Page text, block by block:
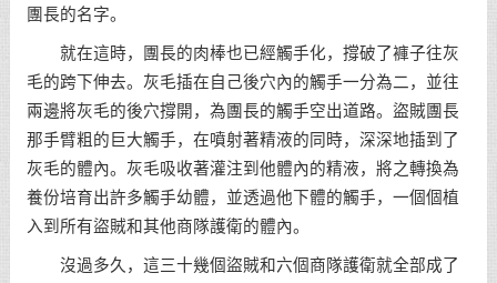
團長的名字。
就在這時，團長的肉棒也已經觸手化，撐破了褲子往灰
毛的跨下伸去。灰毛插在自己後穴內的觸手一分為二，並往
兩邊將灰毛的後穴撐開，為團長的觸手空出道路。盜賊團長
那手臂粗的巨大觸手，在噴射著精液的同時，深深地插到了
灰毛的體內。灰毛吸收著灌注到他體內的精液，將之轉換為
養份培育出許多觸手幼體，並透過他下體的觸手，一個個植
入到所有盜賊和其他商隊護衛的體內。
沒過多久，這三十幾個盜賊和六個商隊護衛就全部成了